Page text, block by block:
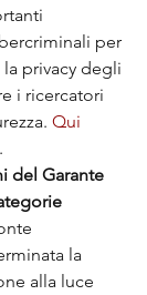
per
privacy degli
i ricercatori
Qui
del Garante
la
alla luce